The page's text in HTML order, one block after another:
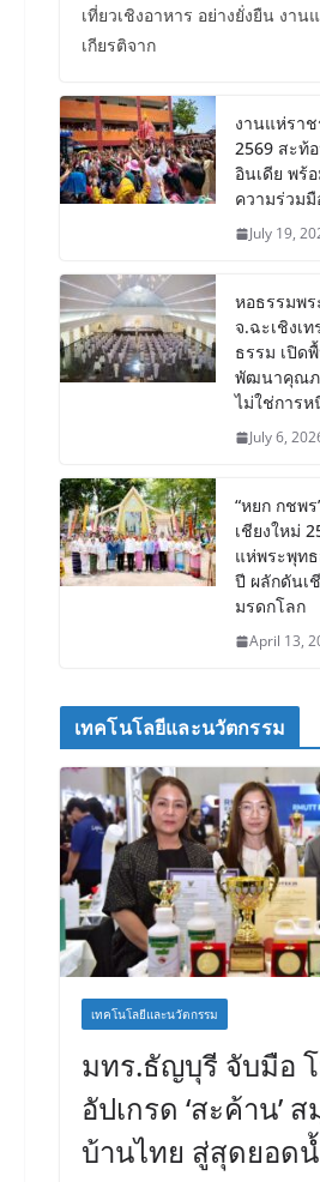
เที่ยวเชิงอาหาร อย่างยั่งยืน งาน
เกียรติจาก
งานแห่รา
2569 สะท้
อินเดีย พร้
ความร่วม
July 19,
หอธรรมพร
จ.ฉะเชิงเ
ธรรม เปิด
พัฒนาคุณภ
ไม่ใช่การห
July 6,
“หยก กชพ
เชียงใหม่
แห่พระพุท
ปี ผลักดันเ
มรดกโลก
April 13,
เทคโนโลยีและนวัตกรรม
เทคโนโลยีและนวัตกรรม
มทร.ธัญบุรี จับมือ
อัปเกรด ‘สะค้าน’
บ้านไทย สู่สุดยอด